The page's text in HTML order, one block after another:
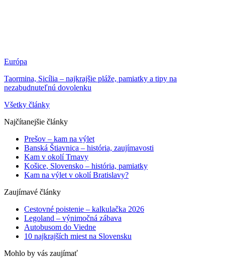
Európa
Taormina, Sicília – najkrajšie pláže, pamiatky a tipy na
nezabudnuteľnú dovolenku
Všetky články
Najčítanejšie články
Prešov – kam na výlet
Banská Štiavnica – história, zaujímavosti
Kam v okolí Trnavy
Košice, Slovensko – história, pamiatky
Kam na výlet v okolí Bratislavy?
Zaujímavé články
Cestovné poistenie – kalkulačka 2026
Legoland – výnimočná zábava
Autobusom do Viedne
10 najkrajších miest na Slovensku
Mohlo by vás zaujímať